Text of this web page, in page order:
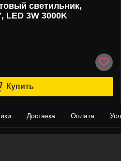
светильник,
LED 3W 3000K
Купить
Доставка Оплата